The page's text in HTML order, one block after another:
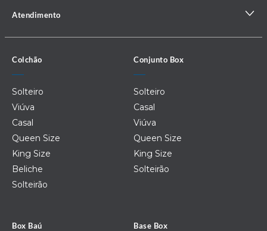
Atendimento
Colchão
Solteiro
Viúva
Casal
Queen Size
King Size
Beliche
Solteirão
Conjunto Box
Solteiro
Casal
Viúva
Queen Size
King Size
Solteirão
Box Baú Base Box